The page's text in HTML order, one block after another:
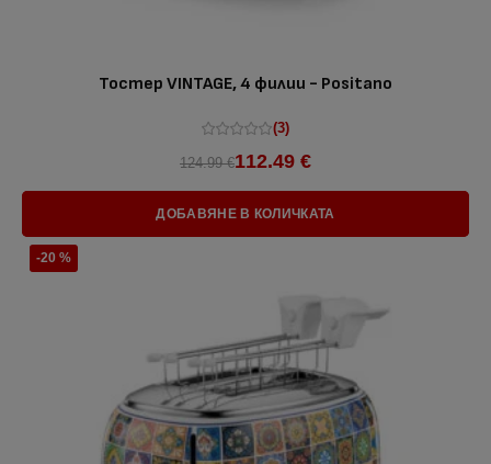
Тостер VINTAGE, 4 филии - Positano
(3)
124.99 €112.49 €
ДОБАВЯНЕ В КОЛИЧКАТА
-20 %